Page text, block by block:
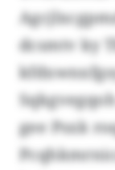
dcsmtv ky
gee Psxk